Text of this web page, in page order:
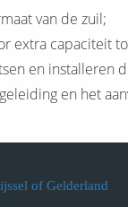
van de zuil;
extra capaciteit
en installeren
en het
of Gelderland